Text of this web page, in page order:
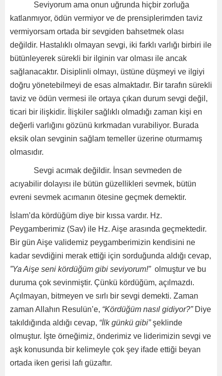
Seviyorum ama onun uğrunda hiçbir zorluğa
katlanmıyor, ödün vermiyor ve de prensiplerimden taviz
vermiyorsam ortada bir sevgiden bahsetmek olası
değildir. Hastalıklı olmayan sevgi, iki farklı varlığı birbiri ile
bütünleyerek sürekli bir ilginin var olması ile ancak
sağlanacaktır. Disiplinli olmayı, üstüne düşmeyi ve ilgiyi
doğru yönetebilmeyi de esas almaktadır. Bir tarafın sürekli
taviz ve ödün vermesi ile ortaya çıkan durum sevgi değil,
ticari bir ilişkidir. İlişkiler sağlıklı olmadığı zaman kişi en
değerli varlığını gözünü kırkmadan vurabiliyor. Burada
eksik olan sevginin sağlam temeller üzerine oturmamış
olmasıdır.
Sevgi acımak değildir. İnsan sevmeden de
acıyabilir dolayısı ile bütün güzellikleri sevmek, bütün
evreni sevmek acımanın ötesine geçmek demektir.
İslam’da kördüğüm diye bir kıssa vardır. Hz.
Peygamberimiz (Sav) ile Hz. Aişe arasında geçmektedir.
Bir gün Aişe validemiz peygamberimizin kendisini ne
kadar sevdiğini merak ettiği için sorduğunda aldığı cevap,
”Ya Aişe seni kördüğüm gibi seviyorum!”olmuştur ve bu
duruma çok sevinmiştir. Çünkü kördüğüm, açılmazdı.
Açılmayan, bitmeyen ve sırlı bir sevgi demekti. Zaman
zaman Allahın Resulün’e, “Kördüğüm nasıl gidiyor?”Diye
takıldığında aldığı cevap, “İlk günkü gibi”şeklinde
olmuştur. İşte örneğimiz, önderimiz ve liderimizin sevgi ve
aşk konusunda bir kelimeyle çok şey ifade ettiği beyan
ortada iken gerisi lafı güzaftır.